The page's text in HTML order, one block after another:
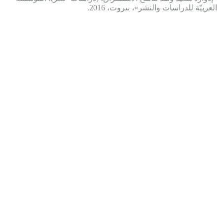
العربيّة للدراسات والنشر»، بيروت، 2016.